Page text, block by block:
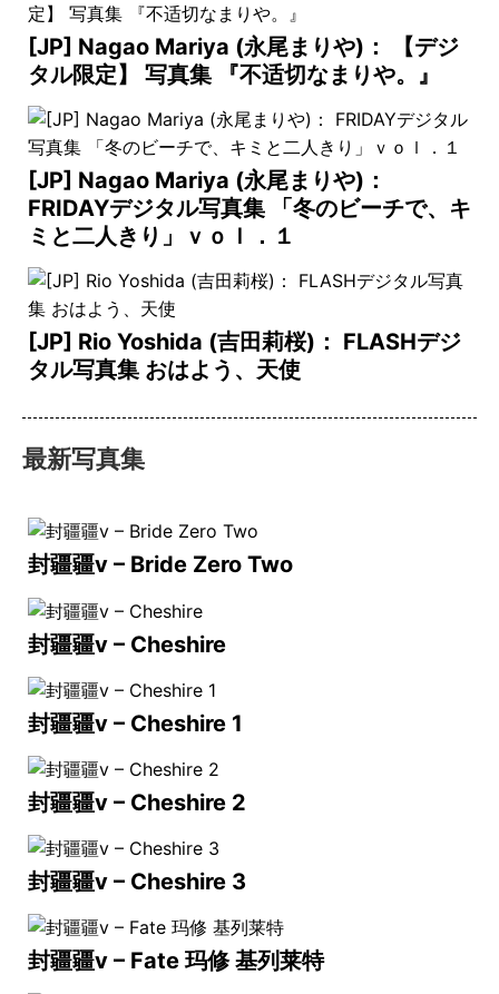
[JP] Nagao Mariya (永尾まりや)： 【デジ
タル限定】 写真集 『不适切なまりや。』
[JP] Nagao Mariya (永尾まりや)：
FRIDAYデジタル写真集 「冬のビーチで、キ
ミと二人きり」ｖｏｌ．１
[JP] Rio Yoshida (吉田莉桜)： FLASHデジ
タル写真集 おはよう、天使
最新写真集
封疆疆v – Bride Zero Two
封疆疆v – Cheshire
封疆疆v – Cheshire 1
封疆疆v – Cheshire 2
封疆疆v – Cheshire 3
封疆疆v – Fate 玛修 基列莱特